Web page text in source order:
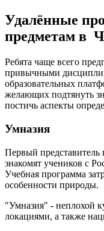
Удалённые
предметам в
Ребята чаще всего
привычными
образовательных
желающих подтянуть
постичь аспекты
Умназия
Первый представитель
знакомят учеников с
Учебная программа
особенности природы.
"Умназия" - неплохой
локациями, а также